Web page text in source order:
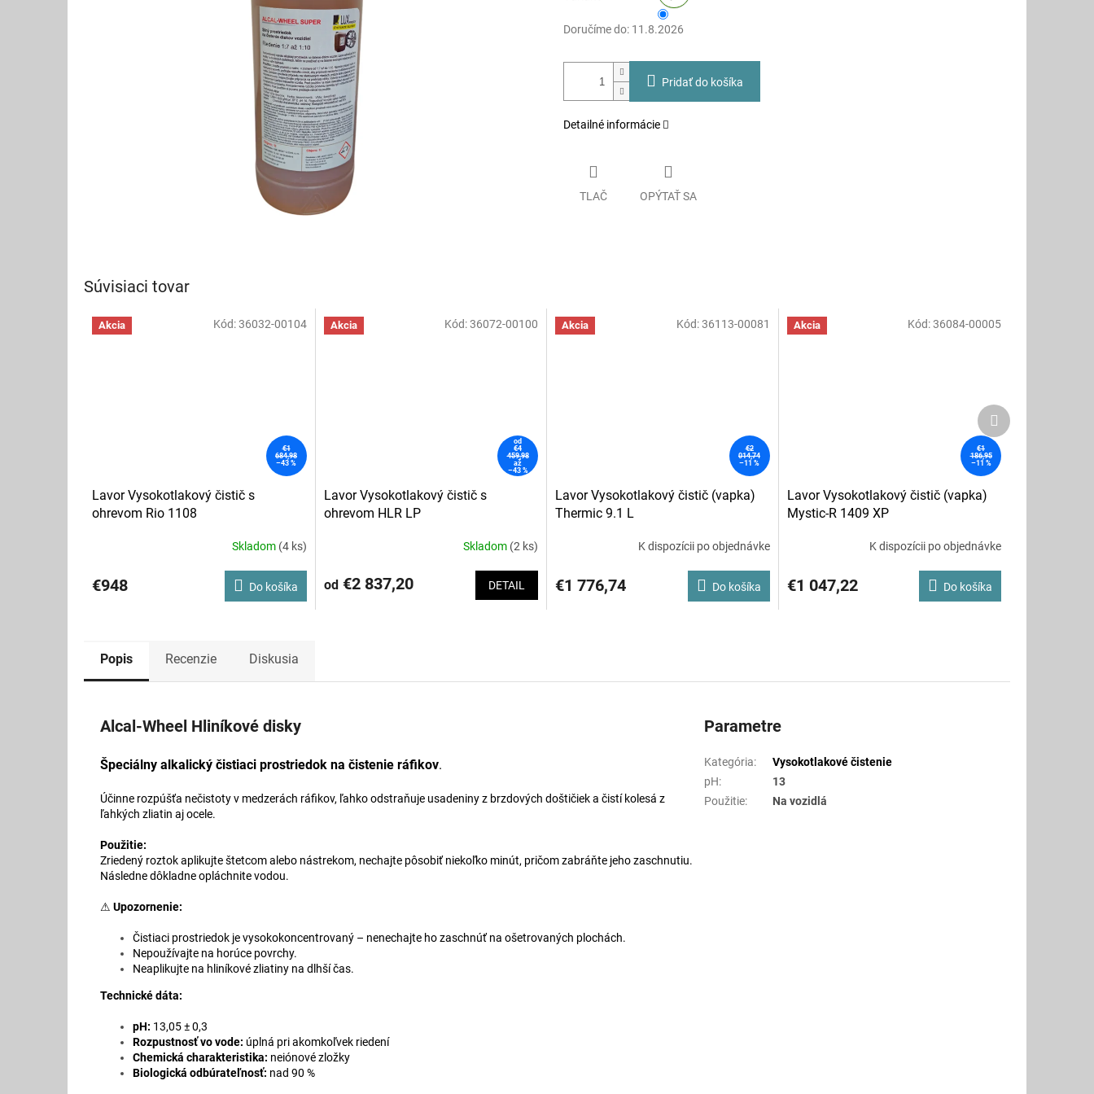
Doručíme do: 11.8.2026
Pridať do košíka
Detailné informácie
TLAČ OPÝTAŤ SA
Súvisiaci tovar
Akcia
€1
684,98
–43 %
Lavor Vysokotlakový čistič s
ohrevom Rio 1108
Skladom (4 ks)
€948 Do košíka
Kód:36032-00104 Akcia
od
€4
459,98
až
–43 %
Lavor Vysokotlakový čistič s
ohrevom HLR LP
Skladom (2 ks)
od€2 837,20 DETAIL
Kód:36072-00100 Akcia
€2
014,74
–11 %
Lavor Vysokotlakový čistič (vapka)
Thermic 9.1 L
K dispozícii po objednávke
€1 776,74 Do košíka
Kód:36113-00081 Akcia
€1
186,95
–11 %
Lavor Vysokotlakový čistič (vapka)
Mystic-R 1409 XP
K dispozícii po objednávke
€1 047,22 Do košíka
Kód:36084-00005
Ďalší
produkt
Popis Recenzie Diskusia
Alcal-Wheel Hliníkové disky
Špeciálny alkalický čistiaci prostriedok na čistenie ráfikov.
Účinne rozpúšťa nečistoty v medzerách ráfikov, ľahko odstraňuje usadeniny z brzdových doštičiek a čistí kolesá z
ľahkých zliatin aj ocele.
Použitie:
Zriedený roztok aplikujte štetcom alebo nástrekom, nechajte pôsobiť niekoľko minút, pričom zabráňte jeho zaschnutiu.
Následne dôkladne opláchnite vodou.
⚠ Upozornenie:
Čistiaci prostriedok je vysokokoncentrovaný – nenechajte ho zaschnúť na ošetrovaných plochách.
Nepoužívajte na horúce povrchy.
Neaplikujte na hliníkové zliatiny na dlhší čas.
Technické dáta:
pH: 13,05 ± 0,3
Rozpustnosť vo vode: úplná pri akomkoľvek riedení
Chemická charakteristika: neiónové zložky
Biologická odbúrateľnosť: nad 90 %
Parametre
Kategória:
Vysokotlakové čistenie
pH:
13
Použitie: Na vozidlá